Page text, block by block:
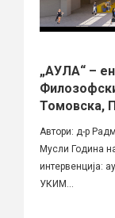
„АУЛА“ –
Томовска,
Автори: д-р
Мусли Година
интервенција:
УКИМ...